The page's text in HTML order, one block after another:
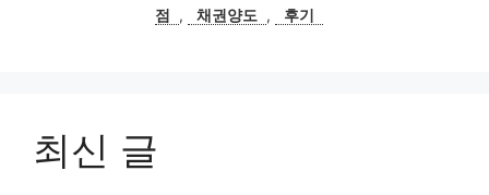
점
, 채권양도 , 후기
최신 글